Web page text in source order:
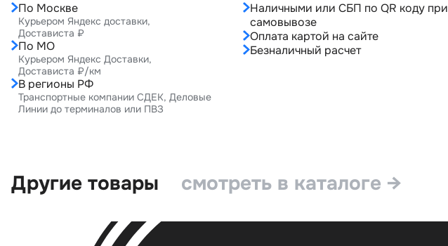
По Москве
Курьером Яндекс доставки,
Достависта ₽
По МО
Курьером Яндекс Доставки,
Достависта ₽/км
В регионы РФ
Транспортные компании СДЕК, Деловые
Линии до терминалов или ПВЗ
Наличными или СБП по QR коду при
самовывозе
Оплата картой на сайте
Безналичный расчет
Другие товары смотреть в каталоге →